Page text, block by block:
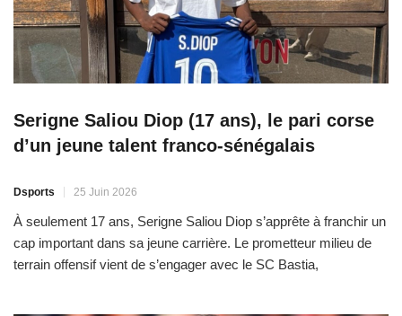
Serigne Saliou Diop (17 ans), le pari corse
d’un jeune talent franco-sénégalais
Dsports 25 Juin 2026
À seulement 17 ans, Serigne Saliou Diop s’apprête à franchir un
cap important dans sa jeune carrière. Le prometteur milieu de
terrain offensif vient de s’engager avec le SC Bastia,